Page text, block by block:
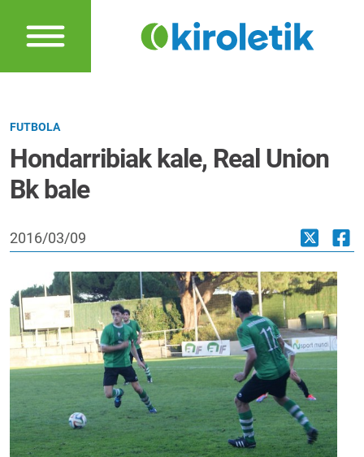
FUTBOLA
Hondarribiak kale, Real Union
Bk bale
2016/03/09